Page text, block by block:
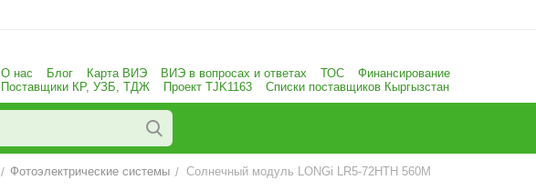
О нас Блог Карта ВИЭ ВИЭ в вопросах и ответах ТОС
Финансирование
Поставщики КР, УЗБ, ТДЖ
Проект TJK1163 Списки поставщиков Кыргызстан
/ Фотоэлектрические системы / Солнечный модуль LONGi LR5-72HTH 560M